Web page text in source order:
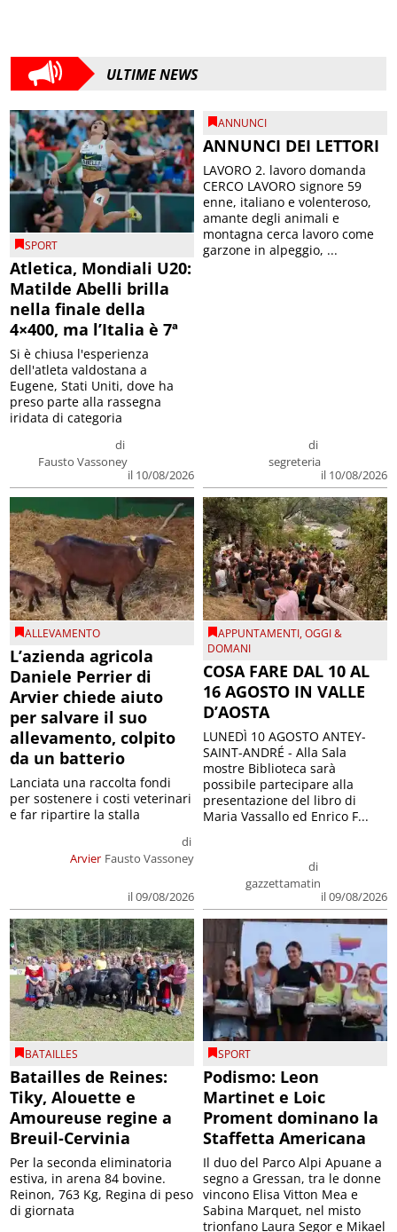
ULTIME NEWS
SPORT
Atletica, Mondiali U20:
Matilde Abelli brilla
nella finale della
4×400, ma l’Italia è 7ª
di
Fausto Vassoney
il 10/08/2026
Si è chiusa l'esperienza
dell'atleta valdostana a
Eugene, Stati Uniti, dove ha
preso parte alla rassegna
iridata di categoria
ANNUNCI
ANNUNCI DEI LETTORI
di
segreteria
il 10/08/2026
LAVORO 2. lavoro domanda
CERCO LAVORO signore 59
enne, italiano e volenteroso,
amante degli animali e
montagna cerca lavoro come
garzone in alpeggio, ...
ALLEVAMENTO
L’azienda agricola
Daniele Perrier di
Arvier chiede aiuto
per salvare il suo
allevamento, colpito
da un batterio
Arvier
di
Fausto Vassoney
il 09/08/2026
Lanciata una raccolta fondi
per sostenere i costi veterinari
e far ripartire la stalla
APPUNTAMENTI,OGGI &
DOMANI
COSA FARE DAL 10 AL
16 AGOSTO IN VALLE
D’AOSTA
di
gazzettamatin
il 09/08/2026
LUNEDÌ 10 AGOSTO ANTEY-
SAINT-ANDRÉ - Alla Sala
mostre Biblioteca sarà
possibile partecipare alla
presentazione del libro di
Maria Vassallo ed Enrico F...
BATAILLES
Batailles de Reines:
Tiky, Alouette e
Amoureuse regine a
Breuil-Cervinia
Per la seconda eliminatoria
estiva, in arena 84 bovine.
Reinon, 763 Kg, Regina di peso
di giornata
SPORT
Podismo: Leon
Martinet e Loic
Proment dominano la
Staffetta Americana
Il duo del Parco Alpi Apuane a
segno a Gressan, tra le donne
vincono Elisa Vitton Mea e
Sabina Marquet, nel misto
trionfano Laura Segor e Mikael